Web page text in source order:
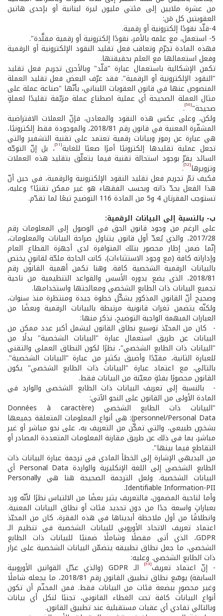
من عشرة ملايين إلى مئتي مليون ليرة لبنانية أو بإحدى هاتين
العقوبتين كل مَن:
4-قلّد نقودًا إلكترونية أو رقمية.
5- استعمل، مع علمه بالأمر، نقودًا إلكترونية أو رقمية مقلَّدة".
فهذه المادة تجرّم وتعاقب فعل تقليد النقود الإلكترونية أو الرقمية
وفعل استعمالها مع العلم بحقيقتها.
تكمن الإشكالية باستعمال عبارة "قلّد" وبالأحرى تجريم فعل تقليد
"النقود الإلكترونية أو الرقمية". فقد عرّف البعض فعل تقليد العملة
المنصوص عنها في قانون العقوبات اللبناني، بأنّها "صناعة عملة على
مثال العملة الصحيحة أي عملية اصطناع عملة مزيّفة تقليدًا لعملةٍ
صحيحة"[50]
.
ولكن، وعلى عكس هذه النقود والمعادن، فإنّ العملات الافتراضية
المشفّرة المعنية في قانون رقم 2018/81، والموجودة فقط إلكترونيًا،
هي عبارة عن رموز وبيانات رقمية تعتمد على تقنية التشفير والتي
تجعل عملية تقليدها إلكترونيًا أمرًا صعبًا للغاية[51] ، بل إنّ التوجّه
السائد يقرّ بوجود استحالة تقنية فيما يتعلّق بتقليد هذه العملات
وتزويرها[52]
.
فكيف تمّ تجريم فعل تقليد النقود الإلكترونية والرقمية، في حين أنّ
هذا الفعل بحدّ ذاته وبحسب الفقهاء هو غير ممكن تقنيًا؟ وعليه،
تستوجب الفقرتان 4 و5 من المادة 116 التوضيح تبعًا لما تقدّم.
ب- بالنسبة إلى البيانات الرقمية:
على الرغم من وجود قانون الحق في الوصول إلى المعلومات رقم
2017/28، والذي يُعدّ أول قانون يتناول صراحة البيانات والمعلومات،
إنّما ضمن إطار محصور بتلك المتوافرة لدى أجهزة القطاع العام
وإداراته كافة (مع وجود الاستثناءات)، كانت الحاجة ملحّة لقانونٍ يختص
بالبيانات الرقمية الشخصية كافة. وهنا تكمن أهمية القانون رقم
2018/81، الذي يضع بدوره الأسس والقواعد التنظيمية من ناحية
تجميع البيانات ذات الطابع الشخصي ومعالجتها واستخدامها.
وصحيح أنّ القانون المذكور يشكّل خطوة جيدة ومنتظرة منذ سنوات،
ولكنّه يتضمن ثغرات قانونية مرتبطة بالبيانات الرقمية وبعضًا من
العبارات المبهمة الواجبة التوضيح، نذكر منها:
- كان من المحبّذ توسيع نطاق القانون ليشمل أكبر عدد ممكن من
البيانات عن طريق استعمال عبارة "البيانات الشخصية" بدلًا من
"البيانات ذات الطابع الشخصي"، نظرًا لكون النطاق العملي والتقني
للعبارة الثانية، مقيّدًا وأضيق بكثيرٍ من عبارة "البيانات الشخصية".
بالتالي، مع اعتماد عبارة "البيانات ذات الطابع الشخصي" يكون
القانون محصورًا بفئةٍ معيّنة من البيانات فقط.
- بالنسبة إلى تعريف البيانات ذات الطابع الشخصي والوارد في
المادة الأولى من القانون على النحو الآتي:
"البيانات ذات الطابع الشخصي (Données à caractère
personnel/Personal Data): هي أنواع المعلومات المتعلقة جميعها
بشخصٍ طبيعي، والتي تمكّن من التعريف به، على نحو مباشر أو غير
مباشر، بما في ذلك عن طريق مقارنة المعلومات المتعددة المصادر أو
التقاطع فيما بينها".
من البديهي الإشارة إلى الخطأ المادي في ترجمة عبارة البيانات ذات
الطابع الشخصي إلى اللغة الإنكليزية والواردة Personal Data أي
البيانات الشخصية. ولعل الترجمة الصحيحة هنا هي Personally
Identifiable Information-PII.
وأما لناحية المضمون، فالتعريف يثير بعضًا من الالتباس نظرًا لأنّه ورد
بعباراتٍ واسعة جدًا من دون تحديد فئات أو نطاق البيانات المعنية.
وانطلاقًا من أول ملاحظة أبديناها في هذه الفقرة، كان من المحبّذ
اعتماد تعريف الاتحاد الأوروبي للبيانات الشخصية في تنظيم الـ
GDPR، الذي أتى مفصلًا وشاملًا ضمنيًا للبيانات ذات الطابع
الشخصي، ما جعل نطاق تطبيقه يتضمّن البيانات الشخصية على غرار
ذات الطابع الشخصي. وعليه:
- إنّ اعتماد تعريف[53] الـ GDPR (والذي عدّل القوانين الأوروبية
السابقة) يوسّع نطاق تطبيق القانون رقم 2018/81، ما يجعله شاملًا
وغير محصورٍ ببضعة فئات من البيانات فقط. فمن المحتّم أن تكون
أنواع البيانات كافة تحت الغطاء القانوني، تجنبًا لنكل أي بيانات
وبالتالي تفادي أي عقبات مستقبلية عند تطبيق القانون.